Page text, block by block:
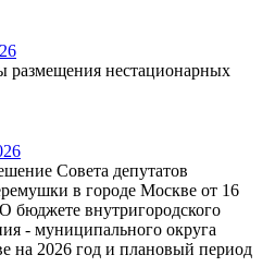
размещения нестационарных
Совета депутатов
в городе Москве от 16
бюджете внутригородского
- муниципального округа
на 2026 год и плановый период